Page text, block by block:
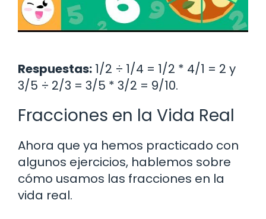
Respuestas: 1/2 ÷ 1/4 = 1/2 * 4/1 = 2 y
3/5 ÷ 2/3 = 3/5 * 3/2 = 9/10.
Fracciones en la Vida Real
Ahora que ya hemos practicado con
algunos ejercicios, hablemos sobre
cómo usamos las fracciones en la
vida real.